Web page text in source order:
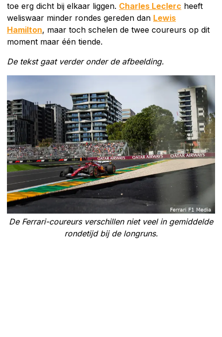
toe erg dicht bij elkaar liggen. Charles Leclerc heeft
weliswaar minder rondes gereden dan Lewis
Hamilton, maar toch schelen de twee coureurs op dit
moment maar één tiende.
De tekst gaat verder onder de afbeelding.
De Ferrari-coureurs verschillen niet veel in gemiddelde
rondetijd bij de longruns.